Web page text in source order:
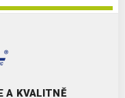
A KVALITNĚ